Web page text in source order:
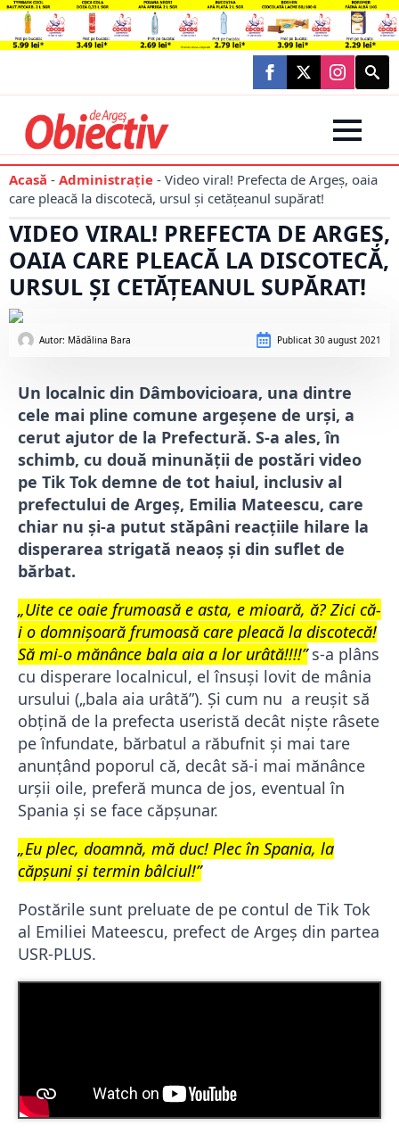
Search
for:
Acasă - Administraţie - Video viral! Prefecta de Argeș, oaia
care pleacă la discotecă, ursul și cetățeanul supărat!
VIDEO VIRAL! PREFECTA DE ARGEȘ,
OAIA CARE PLEACĂ LA DISCOTECĂ,
URSUL ȘI CETĂȚEANUL SUPĂRAT!
Autor: Mădălina Bara Publicat 30 august 2021
Un localnic din Dâmbovicioara, una dintre
cele mai pline comune argeșene de urși, a
cerut ajutor de la Prefectură. S-a ales, în
schimb, cu două minunății de postări video
pe Tik Tok demne de tot haiul, inclusiv al
prefectului de Argeș, Emilia Mateescu, care
chiar nu și-a putut stăpâni reacțiile hilare la
disperarea strigată neaoș și din suflet de
bărbat.
„Uite ce oaie frumoasă e asta, e mioară, ă? Zici că-
i o domnișoară frumoasă care pleacă la discotecă!
Să mi-o mănânce bala aia a lor urâtă!!!!”s-a plâns
cu disperare localnicul, el însuși lovit de mânia
ursului („bala aia urâtă”). Și cum nu a reușit să
obțină de la prefecta useristă decât niște râsete
pe înfundate, bărbatul a răbufnit și mai tare
anunțând poporul că, decât să-i mai mănânce
urșii oile, preferă munca de jos, eventual în
Spania și se face căpșunar.
„Eu plec, doamnă, mă duc! Plec în Spania, la
căpșuni și termin bâlciul!”
Postările sunt preluate de pe contul de Tik Tok
al Emiliei Mateescu, prefect de Argeș din partea
USR-PLUS.